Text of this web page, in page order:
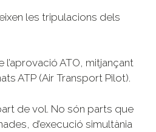
les tripulacions dels
ATO, mitjançant
ATP (Air Transport Pilot).
de vol. No són parts que
d’execució simultània